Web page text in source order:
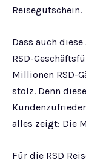
Reisegutschein.
Dass auch
RSD-
Millionen RSD-
stolz. Denn
alles zeigt: Die
Für die RSD